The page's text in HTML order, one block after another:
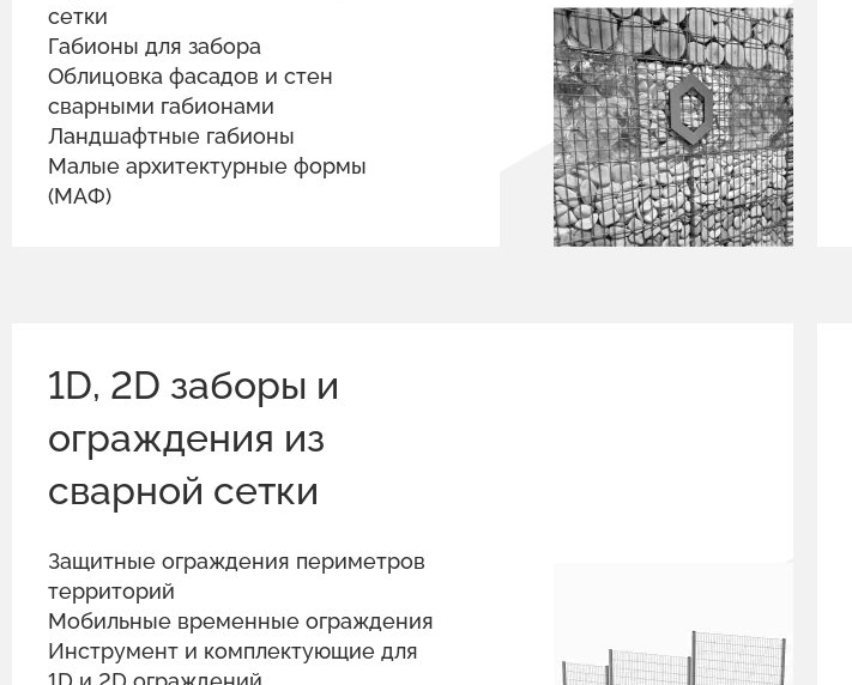
сетки
Габионы для забора
Облицовка фасадов и стен
сварными габионами
Ландшафтные габионы
Малые архитектурные формы
(МАФ)
1D, 2D заборы и
ограждения из
сварной сетки
Защитные ограждения периметров
территорий
Мобильные временные ограждения
Инструмент и комплектующие для